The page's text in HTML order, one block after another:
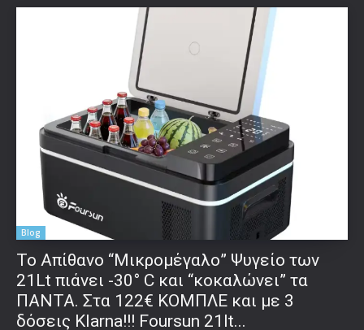
Blog
Το Απίθανο “Μικρομέγαλο” Ψυγείο των
21Lt πιάνει -30° C και “κοκαλώνει” τα
ΠΑΝΤΑ. Στα 122€ ΚΟΜΠΛΕ και με 3
δόσεις Klarna!!! Foursun 21lt...